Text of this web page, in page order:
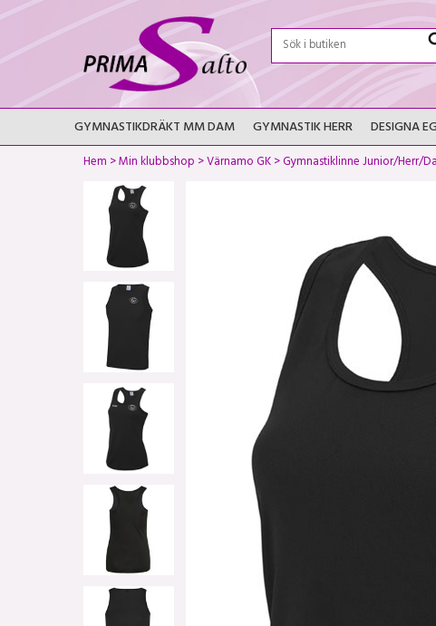
GYMNASTIKDRÄKT MM DAM GYMNASTIK HERR DESIGNA
Hem >Min klubbshop >Värnamo GK>Gymnastiklinne Junior/Herr/